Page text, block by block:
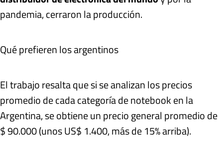
pandemia, cerraron la producción.
Qué prefieren los argentinos
El trabajo resalta que si se analizan los precios
promedio de cada categoría de notebook en la
Argentina, se obtiene un precio general promedio de
$ 90.000 (unos US$ 1.400, más de 15% arriba).